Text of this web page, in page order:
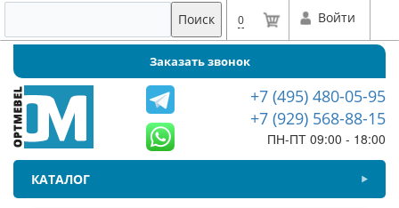
Поиск 0 Войти
Заказать звонок
+7 (495) 480-05-95
+7 (929) 568-88-15
ПН-ПТ 09:00 - 18:00
КАТАЛОГ